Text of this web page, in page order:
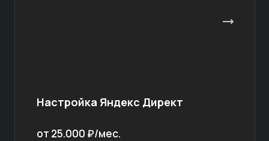
Настройка Яндекс Директ
от 25.000 ₽/мес.